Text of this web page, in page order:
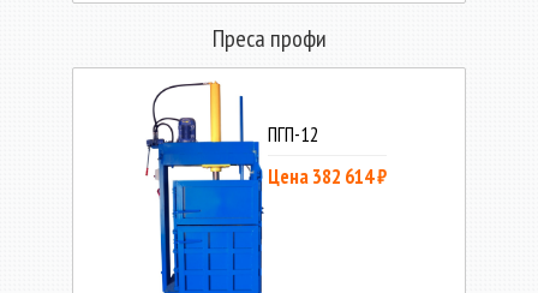
Преса профи
ПГП-12
Цена 382 614 ₽